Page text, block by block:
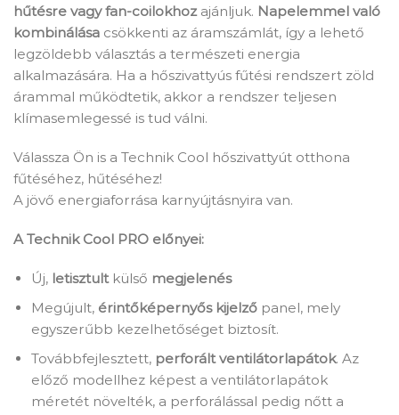
hűtésre vagy fan-coilokhozajánljuk. Napelemmel való
kombinálása csökkenti az áramszámlát, így a lehető
legzöldebb választás a természeti energia
alkalmazására. Ha a hőszivattyús fűtési rendszert zöld
árammal működtetik, akkor a rendszer teljesen
klímasemlegessé is tud válni.
Válassza Ön is a Technik Cool hőszivattyút otthona
fűtéséhez, hűtéséhez!
A jövő energiaforrása karnyújtásnyira van.
A Technik Cool PRO előnyei:
Új, letisztult külső megjelenés
Megújult, érintőképernyős kijelzőpanel, mely
egyszerűbb kezelhetőséget biztosít.
Továbbfejlesztett,perforált ventilátorlapátok. Az
előző modellhez képest a ventilátorlapátok
méretét növelték, a perforálással pedig nőtt a